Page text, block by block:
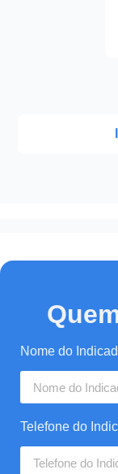
Nome do
Telefone do